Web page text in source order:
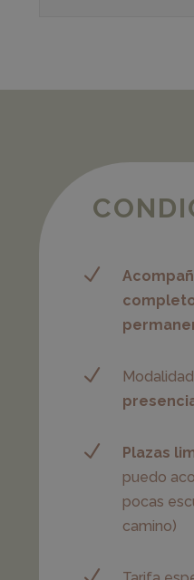
N
N
N Plazas
puedo
pocas
camino)